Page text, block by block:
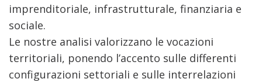
imprenditoriale, infrastrutturale, finanziaria e
sociale.
Le nostre analisi valorizzano le vocazioni
territoriali, ponendo l’accento sulle differenti
configurazioni settoriali e sulle interrelazioni